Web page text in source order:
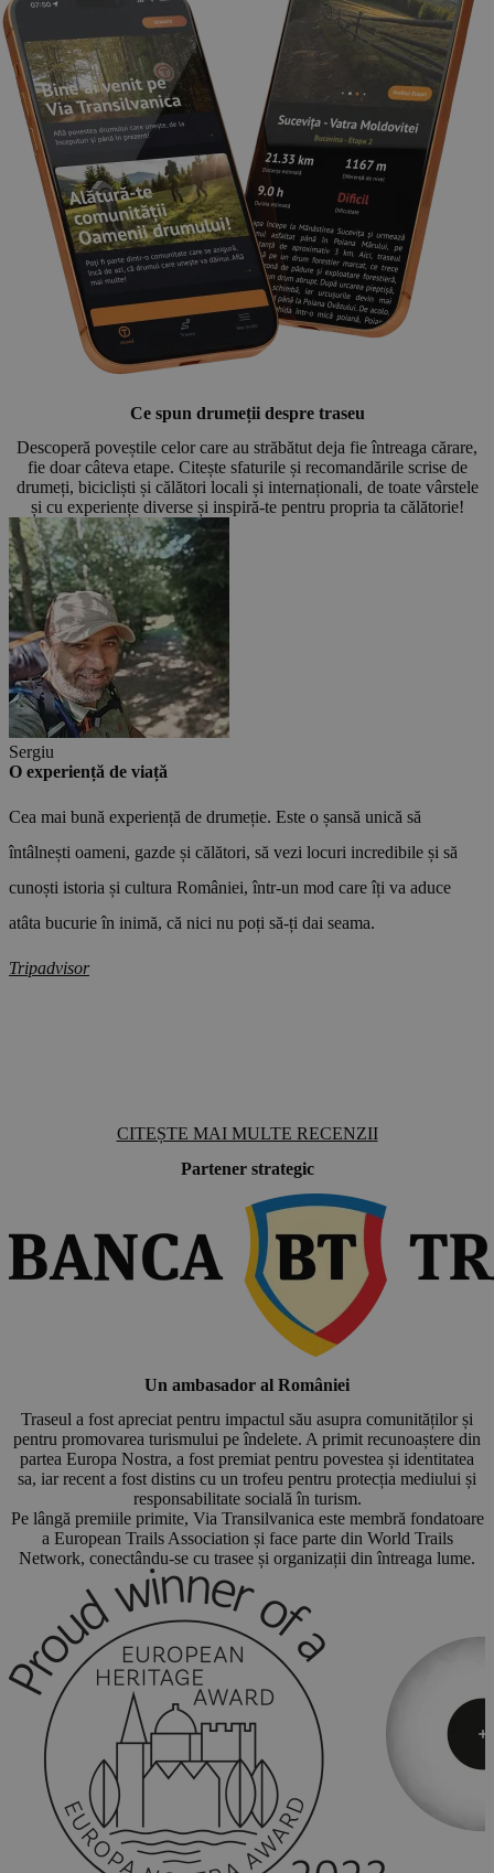
Ce spun drumeții despre traseu
Descoperă poveștile celor care au străbătut deja fie întreaga cărare,
fie doar câteva etape. Citește sfaturile și recomandările scrise de
drumeți, bicicliști și călători locali și internaționali, de toate vârstele
și cu experiențe diverse și inspiră-te pentru propria ta călătorie!
Sergiu
O experiență de viață
Cea mai bună experiență de drumeție. Este o șansă unică să
întâlnești oameni, gazde și călători, să vezi locuri incredibile și să
cunoști istoria și cultura României, într-un mod care îți va aduce
atâta bucurie în inimă, că nici nu poți să-ți dai seama.
Tripadvisor
CITEȘTE MAI MULTE RECENZII
Partener strategic
Un ambasador al României
Traseul a fost apreciat pentru impactul său asupra comunităților și
pentru promovarea turismului pe îndelete. A primit recunoaștere din
partea Europa Nostra, a fost premiat pentru povestea și identitatea
sa, iar recent a fost distins cu un trofeu pentru protecția mediului și
responsabilitate socială în turism.
Pe lângă premiile primite, Via Transilvanica este membră fondatoare
a European Trails Association și face parte din World Trails
Network, conectându-se cu trasee și organizații din întreaga lume.